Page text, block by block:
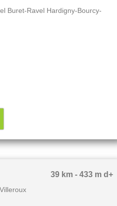
Buret-Ravel Hardigny-Bourcy-
39 km - 433 m d+